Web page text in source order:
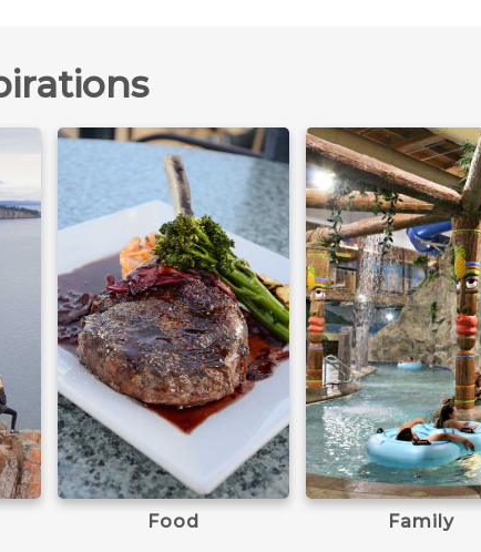
Learn more
Food
Learn more
Family